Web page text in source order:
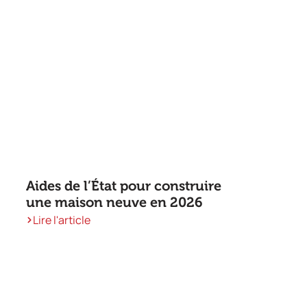
Aides de l’État pour construire
une maison neuve en 2026
Lire l'article